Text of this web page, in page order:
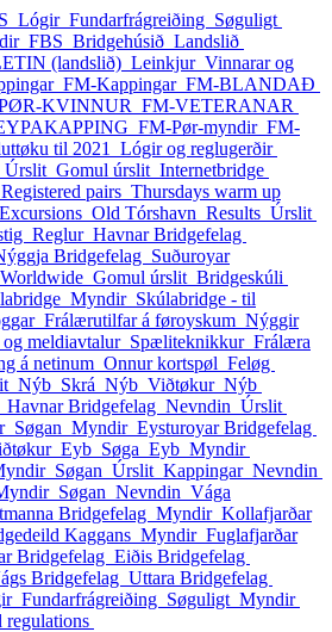
Lógir Fundarfrágreiðing Søguligt
Bridgehúsið Landslið
(landslið) Leinkjur Vinnarar og
FM-Kappingar FM-BLANDAÐ
KVINNUR FM-VETERANAR
FM-Pør-myndir FM-
til 2021 Lógir og reglugerðir
Úrslit Gomul úrslit Internetbridge
Registered pairs Thursdays warm up
Excursions Old Tórshavn Results Úrslit
Reglur Havnar Bridgefelag
Bridgefelag Suðuroyar
Gomul úrslit Bridgeskúli
Myndir Skúlabridge - til
Frálærutilfar á føroyskum Nýggir
og meldiavtalur Spæliteknikkur Frálæra
á netinum Onnur kortspøl Feløg
Skrá_Nýb Viðtøkur_Nýb
Havnar Bridgefelag Nevndin Úrslit
Søgan Myndir Eysturoyar Bridgefelag
Søga_Eyb Myndir
Søgan Úrslit Kappingar Nevndin
Søgan Nevndin Vága
Bridgefelag Myndir Kollafjarðar
Kaggans Myndir Fuglafjarðar
Bridgefelag Eiðis Bridgefelag
Bridgefelag Uttara Bridgefelag
Fundarfrágreiðing Søguligt Myndir
regulations